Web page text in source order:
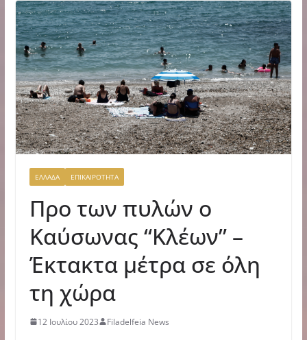
ΕΛΛΑΔΑ ΕΠΙΚΑΙΡΟΤΗΤΑ
Προ των πυλών ο
Καύσωνας “Κλέων” –
Έκτακτα μέτρα σε όλη
τη χώρα
12 Ιουλίου 2023
Filadelfeia News